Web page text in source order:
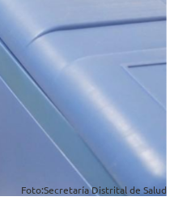
Foto:Secretaría Distrital de Salud